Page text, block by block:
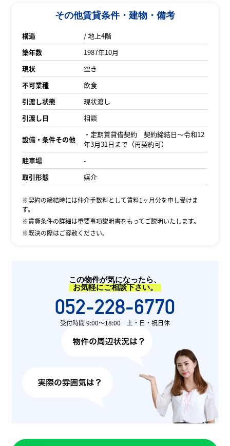
その他賃貸条件・建物・備考
構造
/ 地上4階
築年数
1987年10月
現状
空き
不可業種
飲食
引渡し状態
現状渡し
引渡し日
相談
設備・条件その他
・定期賃貸借契約 契約締結日～令和12
年3月31日まで（再契約可）
駐車場
-
取引形態
媒介
※契約の締結時には仲介手数料として賃料1ヶ月分を申し受けま
す。
※賃貸条件の詳細は重要事項説明書をもってご説明いたします。
※既決の際はご容赦ください。
この物件が気になったら、
お気軽にご相談下さい。
052-228-6770
受付時間 9:00〜18:00 土・日・祝日休